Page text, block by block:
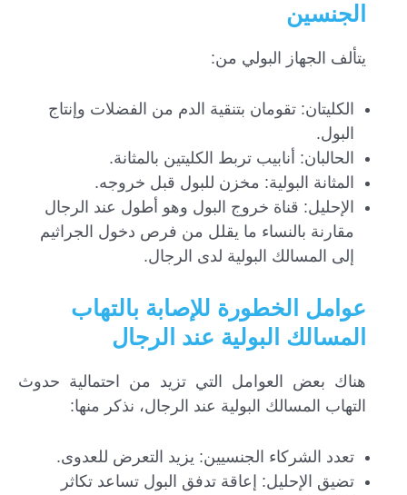
الجنسين
يتألف الجهاز البولي من:
الكليتان: تقومان بتنقية الدم من الفضلات وإنتاج
البول.
الحالبان: أنابيب تربط الكليتين بالمثانة.
المثانة البولية: مخزن للبول قبل خروجه.
الإحليل: قناة خروج البول وهو أطول عند الرجال
مقارنة بالنساء ما يقلل من فرص دخول الجراثيم
إلى المسالك البولية لدى الرجال.
عوامل الخطورة للإصابة بالتهاب
المسالك البولية عند الرجال
هناك بعض العوامل التي تزيد من احتمالية حدوث
التهاب المسالك البولية عند الرجال، نذكر منها:
تعدد الشركاء الجنسيين: يزيد التعرض للعدوى.
تضيق الإحليل: إعاقة تدفق البول تساعد تكاثر